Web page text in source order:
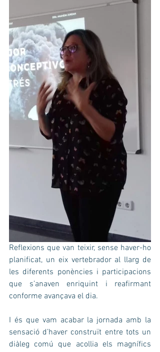
Reflexions que van teixir, sense haver-ho
planificat, un eix vertebrador al llarg de
les diferents ponències i participacions
que s’anaven enriquint i reafirmant
conforme avançava el dia.
I és que vam acabar la jornada amb la
sensació d’haver construït entre tots un
diàleg comú que acollia els magnífics